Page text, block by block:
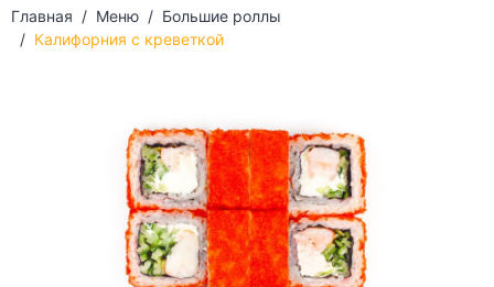
Главная Меню
Большие роллы
Калифорния с креветкой